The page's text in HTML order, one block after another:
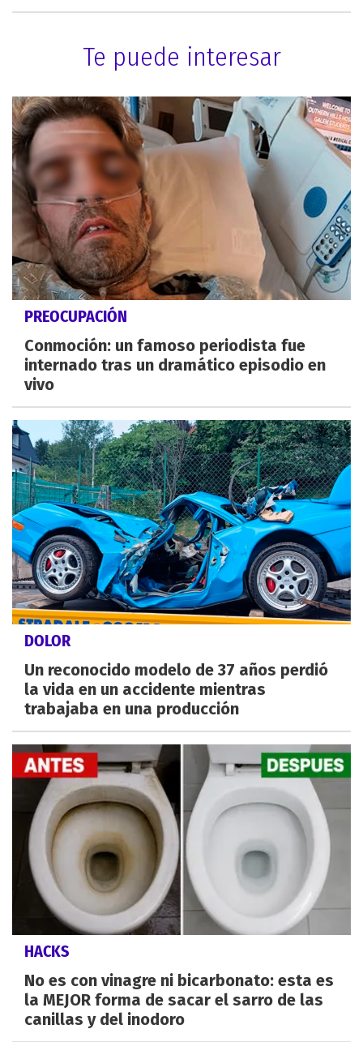
Te puede interesar
PREOCUPACIÓN
Conmoción: un famoso periodista fue
internado tras un dramático episodio en
vivo
DOLOR
Un reconocido modelo de 37 años perdió
la vida en un accidente mientras
trabajaba en una producción
HACKS
No es con vinagre ni bicarbonato: esta es
la MEJOR forma de sacar el sarro de las
canillas y del inodoro